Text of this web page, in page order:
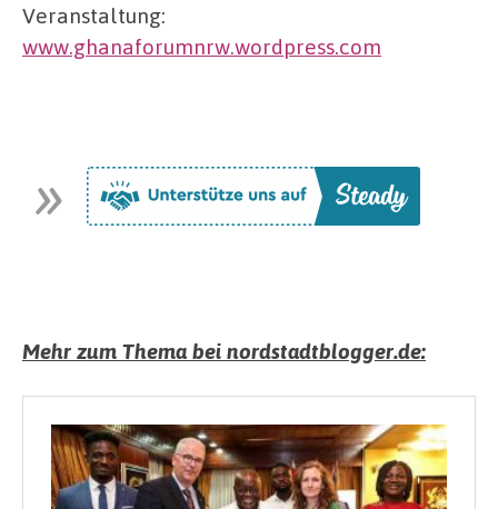
Veranstaltung:
www.ghanaforumnrw.wordpress.com
Mehr zum Thema bei nordstadtblogger.de: